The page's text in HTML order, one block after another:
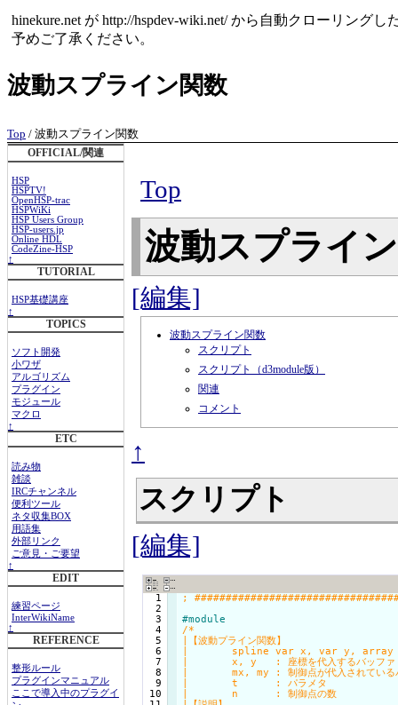
hinekure.net が http://hspdev-wiki.net/ から自動クローリング
予めご了承ください。
波動スプライン関数
Top / 波動スプライン関数
OFFICIAL/関連
HSP
HSPTV!
OpenHSP-trac
HSPWiKi
HSP Users Group
HSP-users.jp
Online HDL
CodeZine-HSP
↑
TUTORIAL
HSP基礎講座
↑
TOPICS
ソフト開発
小ワザ
アルゴリズム
プラグイン
モジュール
マクロ
↑
ETC
読み物
雑談
IRCチャンネル
便利ツール
ネタ収集BOX
用語集
外部リンク
ご意見・ご要望
↑
EDIT
練習ページ
InterWikiName
↑
REFERENCE
整形ルール
プラグインマニュアル
ここで導入中のプラグイ
Top
波動スプライ
[編集]
波動スプライン関数
スクリプト
スクリプト（d3module版）
関連
コメント
↑
スクリプト
[編集]
  1
  2
  3
  4
  5
  6
  7
  8
  9
10
#module
/*
|【波動プライン関数】